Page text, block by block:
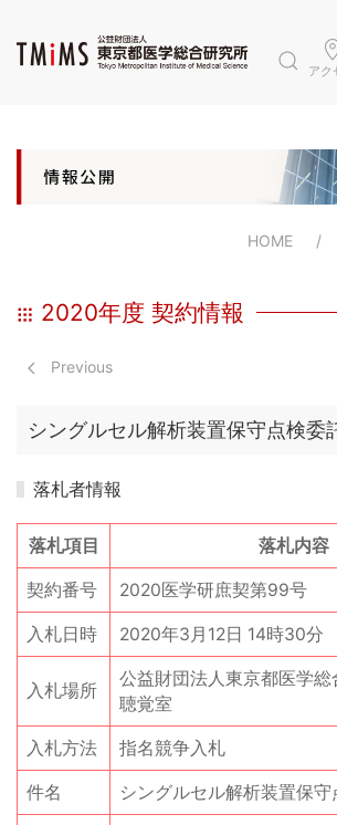
アク
HOME
2020年度 契約情報
Previous
シングルセル解析装置保守点検委
落札者情報
落札項目 落札内容
契約番号 2020医学研庶契第99号
入札日時 2020年3月12日 14時30分
入札場所
公益財団法人東京都医学総
聴覚室
入札方法 指名競争入札
件名 シングルセル解析装置保守